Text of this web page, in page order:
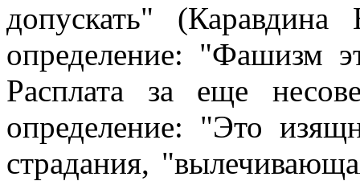
допускать" (Каравдина
определение: "Фашизм
Расплата за еще
определение: "Это
страдания,